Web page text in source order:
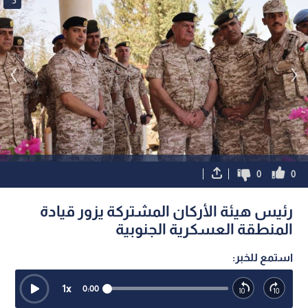
0
0
رئيس هيئة الأركان المشتركة يزور قيادة
المنطقة العسكرية الجنوبية
استمع للخبر:
0:00
1x